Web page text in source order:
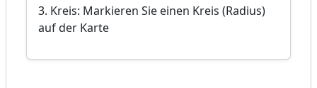
3. Kreis: Markieren Sie einen Kreis (Radius)
auf der Karte